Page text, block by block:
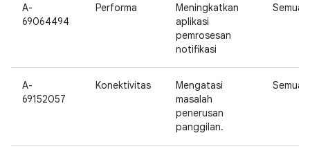
A-
69064494
Performa
Meningkatkan
aplikasi
pemrosesan
notifikasi
Semua
A-
69152057
Konektivitas
Mengatasi
masalah
penerusan
panggilan.
Semua